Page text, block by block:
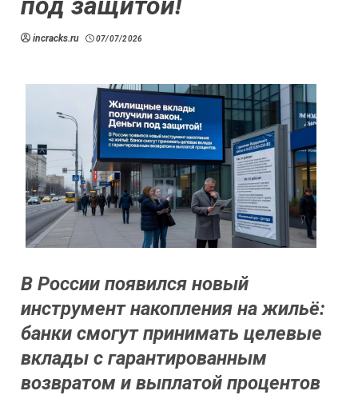
incracks.ru 07/07/2026
В России появился новый
инструмент накопления на жильё:
банки смогут принимать целевые
вклады с гарантированным
возвратом и выплатой процентов